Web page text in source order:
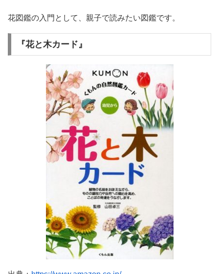
花図鑑の入門として、親子で読みたい図鑑です。
『花と木カード』